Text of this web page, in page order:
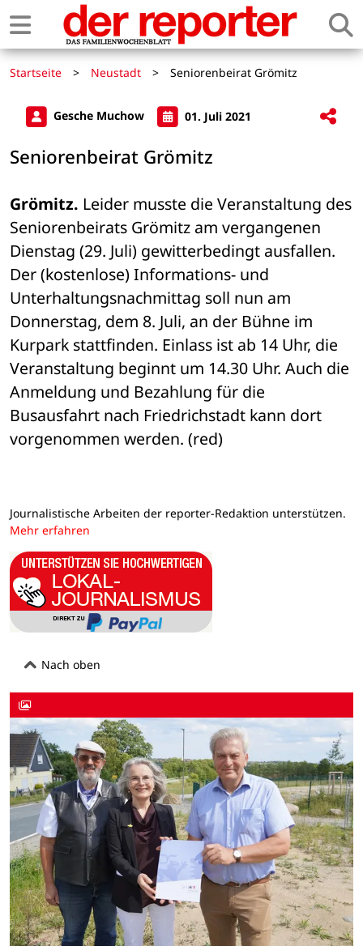
Startseite > Neustadt > Seniorenbeirat Grömitz
Gesche Muchow 01. Juli 2021
Seniorenbeirat Grömitz
Grömitz. Leider musste die Veranstaltung des
Seniorenbeirats Grömitz am vergangenen
Dienstag (29. Juli) gewitterbedingt ausfallen.
Der (kostenlose) Informations- und
Unterhaltungsnachmittag soll nun am
Donnerstag, dem 8. Juli, an der Bühne im
Kurpark stattfinden. Einlass ist ab 14 Uhr, die
Veranstaltung beginnt um 14.30 Uhr. Auch die
Anmeldung und Bezahlung für die
Busausfahrt nach Friedrichstadt kann dort
vorgenommen werden. (red)
Journalistische Arbeiten der reporter-Redaktion unterstützen.
Mehr erfahren
Nach oben